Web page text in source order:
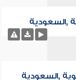
,السعودية
,السعودية